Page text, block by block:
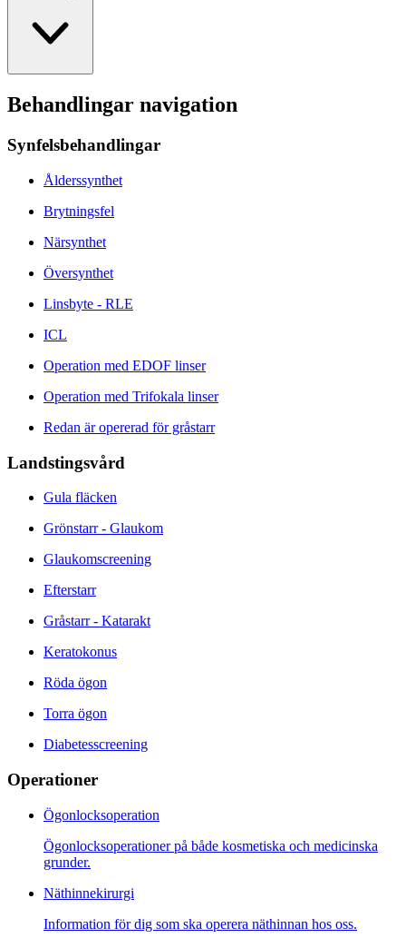
Behandlingar navigation
Synfelsbehandlingar
Ålderssynthet
Brytningsfel
Närsynthet
Översynthet
Linsbyte - RLE
ICL
Operation med EDOF linser
Operation med Trifokala linser
Redan är opererad för gråstarr
Landstingsvård
Gula fläcken
Grönstarr - Glaukom
Glaukomscreening
Efterstarr
Gråstarr - Katarakt
Keratokonus
Röda ögon
Torra ögon
Diabetesscreening
Operationer
Ögonlocksoperation
Ögonlocksoperationer på både kosmetiska och medicinska
grunder.
Näthinnekirurgi
Information för dig som ska operera näthinnan hos oss.